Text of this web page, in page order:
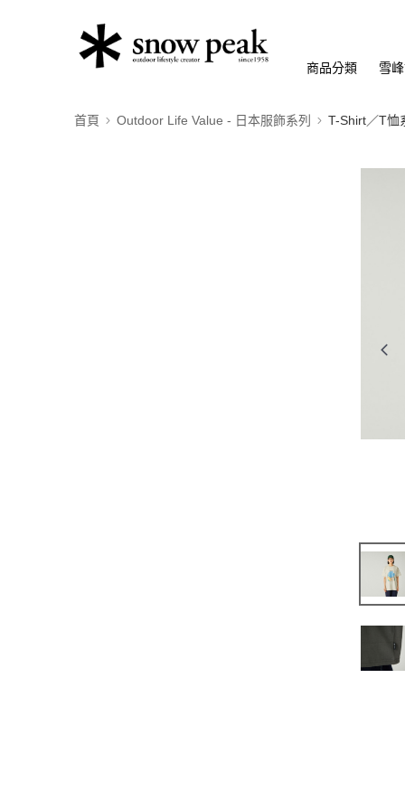
商品分類 雪
首頁 Outdoor Life Value - 日本服飾系列 T-Shirt／T恤